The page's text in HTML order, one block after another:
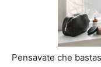
Pensavate che